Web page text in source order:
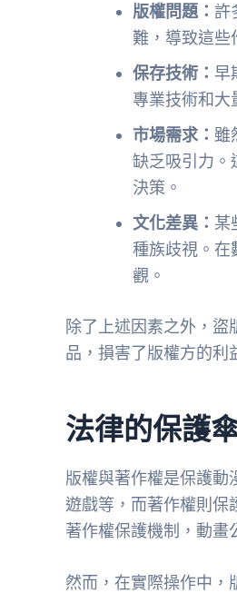
版權問題： 許
難，導致這些
保存技術： 早
專業技術和大
市場需求： 雖
缺乏吸引力。
決策。
文化差異： 某
種族歧視。在
觀。
除了上述因素之外，
品，損害了版權方的利
法律的保護
版權與著作權是保護動
遊戲等，而著作權則保
著作權保護機制，動畫
然而，在實際操作中，